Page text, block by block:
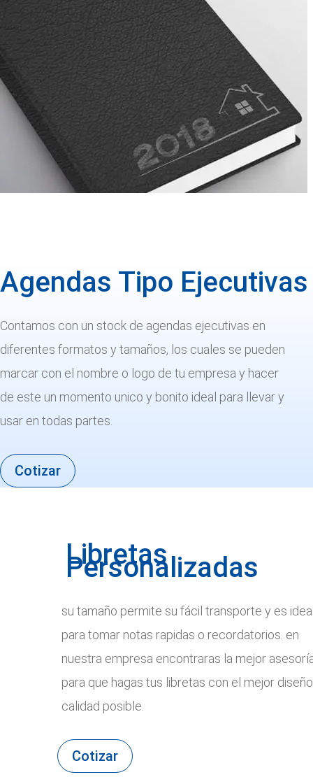
Agendas Tipo Ejecutivas
Contamos con un stock de agendas ejecutivas en
diferentes formatos y tamaños, los cuales se pueden
marcar con el nombre o logo de tu empresa y hacer
de este un momento unico y bonito ideal para llevar y
usar en todas partes.
Cotizar
Libretas
Personalizadas
su tamaño permite su fácil transporte y es
para tomar notas rapidas o recordatorios. en
nuestra empresa encontraras la mejor
para que hagas tus libretas con el mejor
calidad posible.
Cotizar